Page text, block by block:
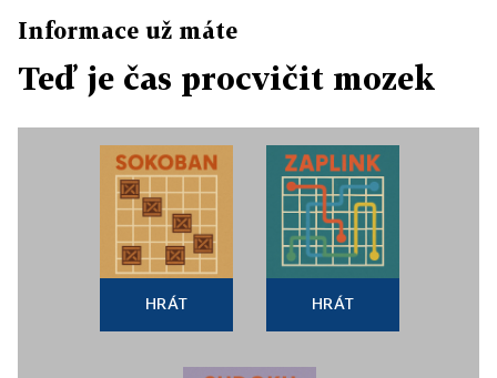
Informace už máte
Teď je čas procvičit mozek
HRÁT HRÁT